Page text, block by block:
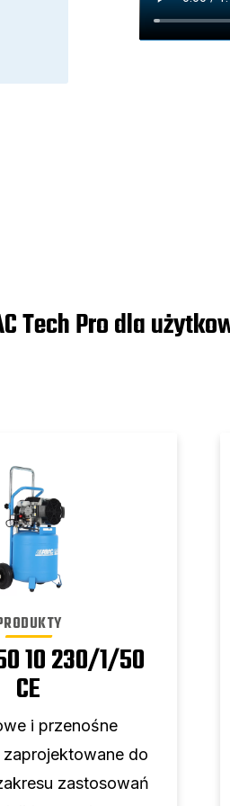
Tech Pro dla
10 230/1/50
CE
i przenośne
do
zastosowań